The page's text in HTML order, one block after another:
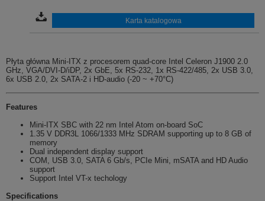
Karta katalogowa
Płyta główna Mini-ITX z procesorem quad-core Intel Celeron J1900 2.0
GHz, VGA/DVI-D/iDP, 2x GbE, 5x RS-232, 1x RS-422/485, 2x USB 3.0,
6x USB 2.0, 2x SATA-2 i HD-audio (-20 ~ +70°C)
Features
Mini-ITX SBC with 22 nm Intel Atom on-board SoC
1.35 V DDR3L 1066/1333 MHz SDRAM supporting up to 8 GB of
memory
Dual independent display support
COM, USB 3.0, SATA 6 Gb/s, PCIe Mini, mSATA and HD Audio
support
Support Intel VT-x techology
Specifications